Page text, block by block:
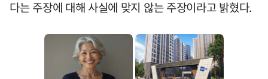
다는 주장에 대해 사실에 맞지 않는 주장이라고 밝혔다.